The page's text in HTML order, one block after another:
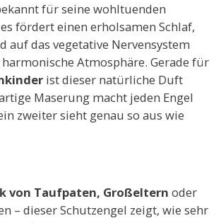
für seine wohltuenden
fördert einen erholsamen Schlaf,
auf das vegetative Nervensystem
Atmosphäre. Gerade für
ist dieser natürliche Duft
Maserung macht jeden Engel
zweiter sieht genau so aus wie
von Taufpaten, Großeltern oder
– dieser Schutzengel zeigt, wie sehr